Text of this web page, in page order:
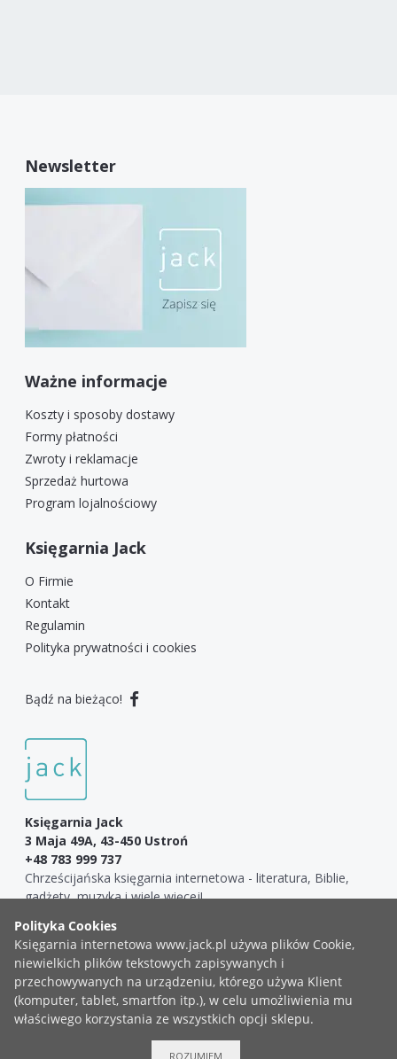
Newsletter
Ważne informacje
Koszty i sposoby dostawy
Formy płatności
Zwroty i reklamacje
Sprzedaż hurtowa
Program lojalnościowy
Księgarnia Jack
O Firmie
Kontakt
Regulamin
Polityka prywatności i cookies
Bądź na bieżąco!
Księgarnia Jack
3 Maja 49A, 43-450 Ustroń
+48 783 999 737
Chrześcijańska księgarnia internetowa - literatura, Biblie,
gadżety, muzyka i wiele więcej!
COPYRIGHT ©2019 KSIĘGARNIA JACK
ZGŁOŚ BŁĄD
ROZUMIEM